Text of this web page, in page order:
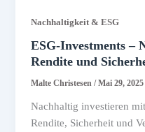
Nachhaltigkeit & ESG
ESG-Investments –
Rendite und
Malte Christesen/Mai 29, 2025
Nachhaltig investieren
Rendite, Sicherheit und